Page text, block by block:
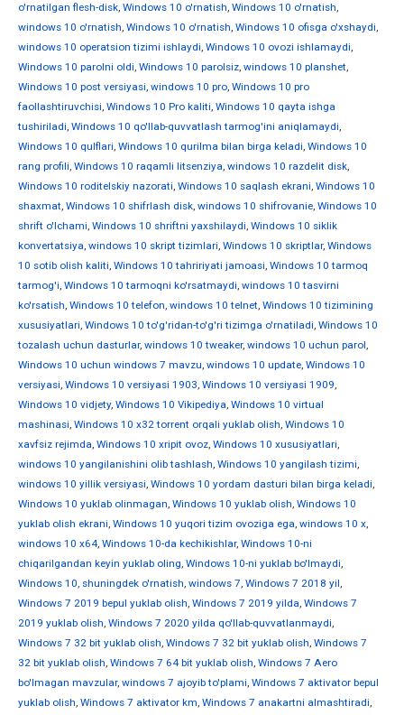
o'rnatilgan flesh-disk, Windows 10 o'rnatish, Windows 10 o'rnatish,
windows 10 o'rnatish, Windows 10 o'rnatish, Windows 10 ofisga o'xshaydi,
windows 10 operatsion tizimi ishlaydi, Windows 10 ovozi ishlamaydi,
Windows 10 parolni oldi, Windows 10 parolsiz, windows 10 planshet,
Windows 10 post versiyasi, windows 10 pro, Windows 10 pro
faollashtiruvchisi, Windows 10 Pro kaliti, Windows 10 qayta ishga
tushiriladi, Windows 10 qo'llab-quvvatlash tarmog'ini aniqlamaydi,
Windows 10 qulflari, Windows 10 qurilma bilan birga keladi, Windows 10
rang profili, Windows 10 raqamli litsenziya, windows 10 razdelit disk,
Windows 10 roditelskiy nazorati, Windows 10 saqlash ekrani, Windows 10
shaxmat, Windows 10 shifrlash disk, windows 10 shifrovanie, Windows 10
shrift o'lchami, Windows 10 shriftni yaxshilaydi, Windows 10 siklik
konvertatsiya, windows 10 skript tizimlari, Windows 10 skriptlar, Windows
10 sotib olish kaliti, Windows 10 tahririyati jamoasi, Windows 10 tarmoq
tarmog'i, Windows 10 tarmoqni ko'rsatmaydi, windows 10 tasvirni
ko'rsatish, Windows 10 telefon, windows 10 telnet, Windows 10 tizimining
xususiyatlari, Windows 10 to'g'ridan-to'g'ri tizimga o'rnatiladi, Windows 10
tozalash uchun dasturlar, windows 10 tweaker, windows 10 uchun parol,
Windows 10 uchun windows 7 mavzu, windows 10 update, Windows 10
versiyasi, Windows 10 versiyasi 1903, Windows 10 versiyasi 1909,
Windows 10 vidjety, Windows 10 Vikipediya, Windows 10 virtual
mashinasi, Windows 10 x32 torrent orqali yuklab olish, Windows 10
xavfsiz rejimda, Windows 10 xripit ovoz, Windows 10 xususiyatlari,
windows 10 yangilanishini olib tashlash, Windows 10 yangilash tizimi,
windows 10 yillik versiyasi, Windows 10 yordam dasturi bilan birga keladi,
Windows 10 yuklab olinmagan, Windows 10 yuklab olish, Windows 10
yuklab olish ekrani, Windows 10 yuqori tizim ovoziga ega, windows 10 х,
windows 10 х64, Windows 10-da kechikishlar, Windows 10-ni
chiqarilgandan keyin yuklab oling, Windows 10-ni yuklab bo'lmaydi,
Windows 10, shuningdek o'rnatish, windows 7, Windows 7 2018 yil,
Windows 7 2019 bepul yuklab olish, Windows 7 2019 yilda, Windows 7
2019 yuklab olish, Windows 7 2020 yilda qo'llab-quvvatlanmaydi,
Windows 7 32 bit yuklab olish, Windows 7 32 bit yuklab olish, Windows 7
32 bit yuklab olish, Windows 7 64 bit yuklab olish, Windows 7 Aero
bo'lmagan mavzular, windows 7 ajoyib to'plami, Windows 7 aktivator bepul
yuklab olish, Windows 7 aktivator km, Windows 7 anakartni almashtiradi,